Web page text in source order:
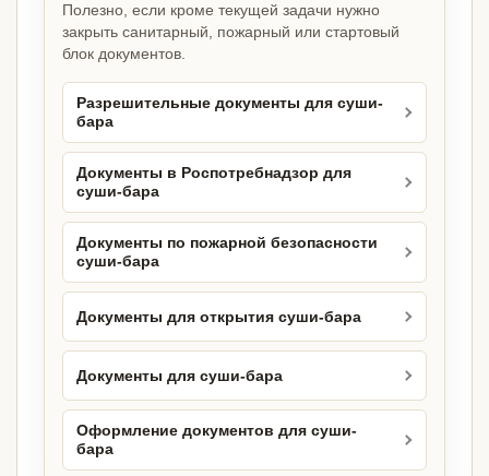
Полезно, если кроме текущей задачи нужно
закрыть санитарный, пожарный или стартовый
блок документов.
Разрешительные документы для суши-
бара
Документы в Роспотребнадзор для
суши-бара
Документы по пожарной безопасности
суши-бара
Документы для открытия суши-бара
Документы для суши-бара
Оформление документов для суши-
бара